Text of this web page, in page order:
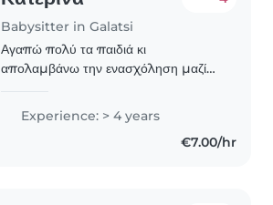
Babysitter in Galatsi
Αγαπώ πολύ τα παιδιά κι
απολαμβάνω την ενασχόληση μαζί
προσχολικής ηλικίας, δημοτικού και
εφήβους. Έχω ειδίκευση στην ειδική
Experience: > 4 years
€7.00/hr